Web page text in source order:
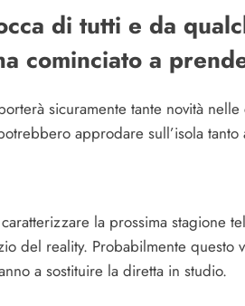
di tutti e da
cominciato a
sicuramente tante novità
approdare sull’isola tanto
la prossima stagione
del reality. Probabilmente questo
a sostituire la diretta in studio.